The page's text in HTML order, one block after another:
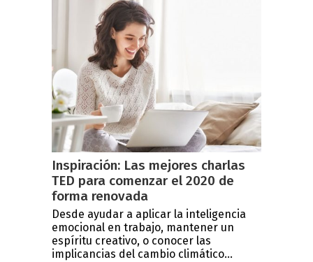
Inspiración: Las mejores charlas
TED para comenzar el 2020 de
forma renovada
Desde ayudar a aplicar la inteligencia
emocional en trabajo, mantener un
espíritu creativo, o conocer las
implicancias del cambio climático...